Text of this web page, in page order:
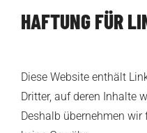
HAFTUNG FÜR
Diese Website enthält
Dritter, auf deren Inhalte
Deshalb übernehmen